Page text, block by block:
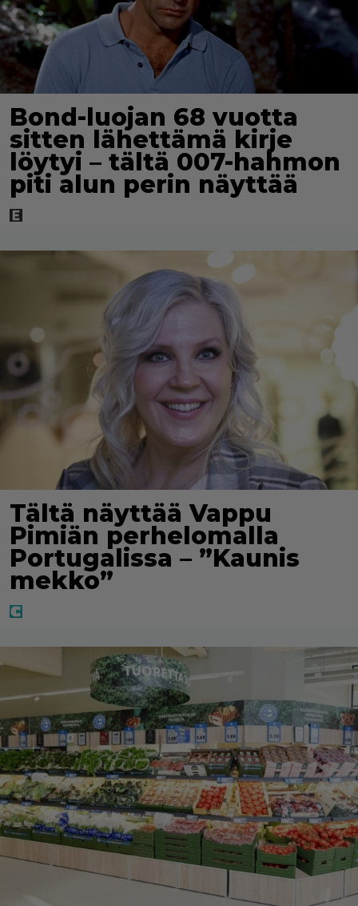
Bond-luojan 68 vuotta
sitten lähettämä kirje
löytyi – tältä 007-hahmon
piti alun perin näyttää
Tältä näyttää Vappu
Pimiän perhelomalla
Portugalissa – ”Kaunis
mekko”